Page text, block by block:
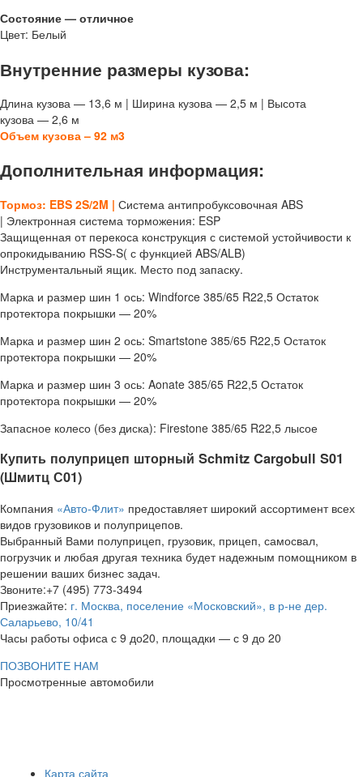
Состояние — отличное
Цвет: Белый
Внутренние размеры кузова:
Длина кузова — 13,6 м | Ширина кузова — 2,5 м | Высота
кузова — 2,6 м
Объем кузова – 92 м3
Дополнительная информация:
Тормоз: EBS 2S/2M | Система антипробуксовочная ABS
| Электронная система торможения: ESP
Защищенная от перекоса конструкция с системой устойчивости к
опрокидыванию RSS-S( с функцией ABS/ALB)
Инструментальный ящик. Место под запаску.
Марка и размер шин 1 ось: Windforce 385/65 R22,5 Остаток
протектора покрышки — 20%
Марка и размер шин 2 ось: Smartstone 385/65 R22,5 Остаток
протектора покрышки — 20%
Марка и размер шин 3 ось: Aonate 385/65 R22,5 Остаток
протектора покрышки — 20%
Запасное колесо (без диска): Firestone 385/65 R22,5 лысое
Купить полуприцеп шторный Schmitz Cargobull S01
(Шмитц С01)
Компания «Авто-Флит» предоставляет широкий ассортимент всех
видов грузовиков и полуприцепов.
Выбранный Вами полуприцеп, грузовик, прицеп, самосвал,
погрузчик и любая другая техника будет надежным помощником в
решении ваших бизнес задач.
Звоните:+7 (495) 773-3494
Приезжайте: г. Москва, поселение «Московский», в р-не дер.
Саларьево, 10/41
Часы работы офиса с 9 до20, площадки — с 9 до 20
ПОЗВОНИТЕ НАМ
Просмотренные автомобили
Карта сайта